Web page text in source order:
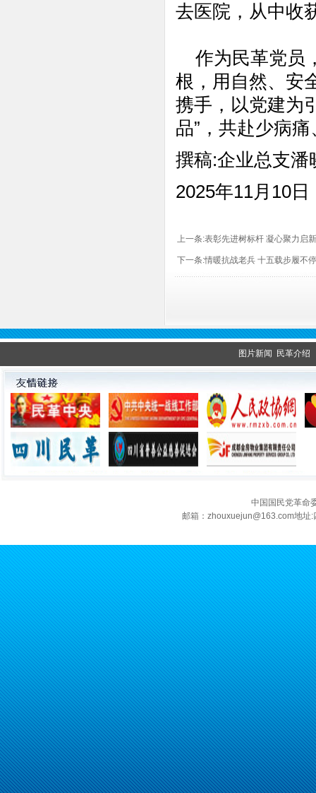
去医院，从中收
作为民革党员
根，用自然、安
携手，以党建为
品”，共赴少病
撰稿:企业总支潘
2025年11月10日
上一条:表彰先进树标杆 凝心聚力启
下一条:情暖抗战老兵 十五载步履不停
图片新闻 民革介绍
中国国民党革命
邮箱：zhouxuejun@163.com地址